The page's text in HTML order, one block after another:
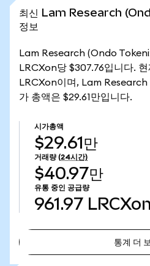
최신 Lam Research
정보
Lam Research (Ondo
LRCXon당 $307.76입니다.
LRCXon이며, Lam
가 총액은 $29.61만입니다.
시가총액
$29.61만
거래량 (24시간)
$40.97만
유통 중인 공급량
961.97 LRCXon
통계 더